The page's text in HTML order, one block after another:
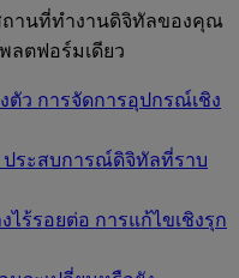
ถานที่ทำงานดิจิทัลของคุณ
ลตฟอร์มเดียว
ตัว การจัดการอุปกรณ์เชิง
ประสบการณ์ดิจิทัลที่ราบ
ไร้รอยต่อ การแก้ไขเชิงรุก